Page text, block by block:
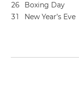
26
Boxing Day
31 New Year’s Eve